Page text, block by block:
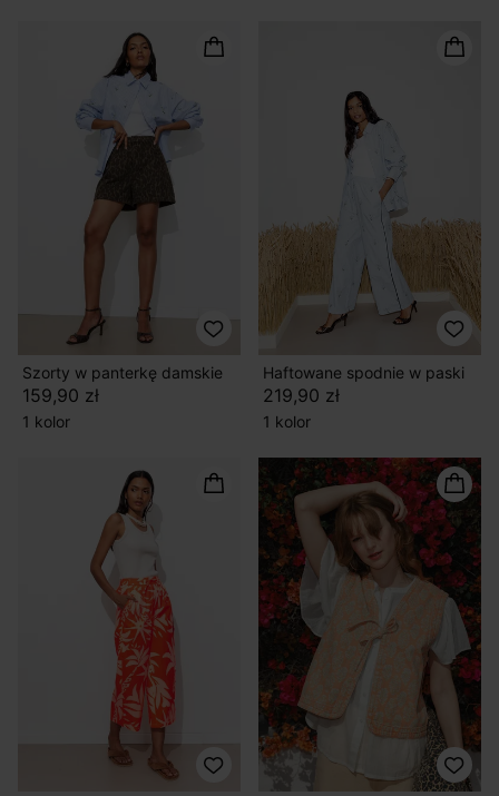
Szorty w panterkę damskie
159,90 zł
1 kolor
Haftowane spodnie w paski
219,90 zł
1 kolor